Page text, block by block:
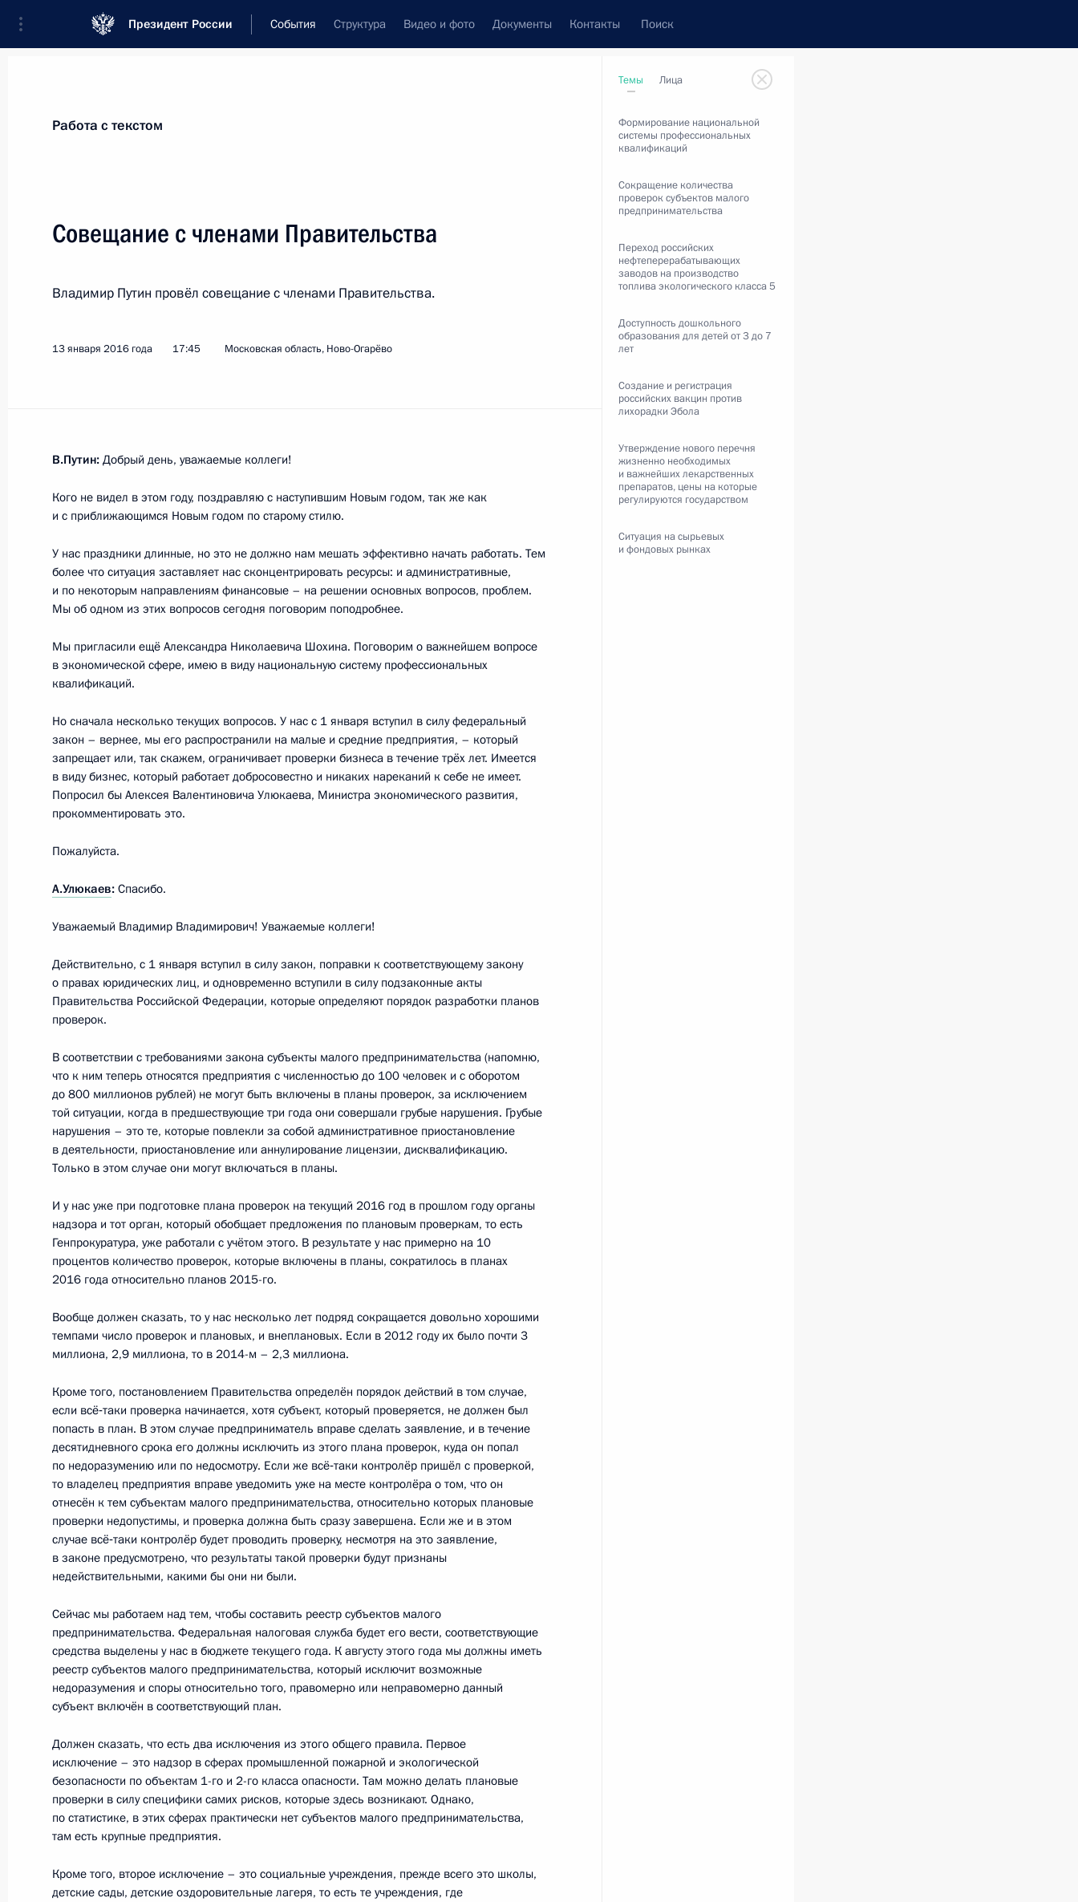
Президент России События Структура Видео и фото Документы Контакты Поиск
Комиссии и советы
январь, 2016
Новости
Послания Федеральному Собранию
Совещания, заседания, рабочие встречи
Пресс-конференции
Статьи
18 января 2016 года, 15:30 Москва, Кремль
5
15 января 2016 года, пятница
Рабочая встреча с Председателем Правительства Дмитрием
15 января 2016 года, 15:40
Встреча с Президентом Греции Прокописом Павлопулосом
15 января 2016 года, 13:30 Московская область, Ново-Огарёво
14 января 2016 года, 17:15
Заседание наблюдательного совета Агентства стратегических
инициатив
13 января 2016 года, среда
Рабочая встреча с руководителем Федеральной
антимонопольной службы Игорем Артемьевым
13 января 2016 года, 22:30 Московская область, Ново-Огарёво
Рабочая встреча с директором ФСКН Виктором Ивановым
13 января 2016 года, 21:45
Совещание с членами Правительства
12 января 2016 года, вторник
Встреча с главой компании «Аэрофлот» Виталием Савельевым
12 января 2016 года, 13:50 Москва, аэропорт Шереметьево
Интервью немецкому изданию Bild. Часть 2
12 января 2016 года, 06:00 Сочи
11 января 2016 года, понедельник
11 января 2016 года, 06:00 Сочи
8 января 2016 года, пятница
8 января 2016 года, 17:50
Работа с текстом
Совещание с членами Правительства
Владимир Путин провёл совещание с членами Правительства.
13 января 2016 года 17:45 Московская область, Ново-Огарёво
В.Путин: Добрый день, уважаемые коллеги!
Кого не видел в этом году, поздравляю с наступившим Новым годом, так же как
и с приближающимся Новым годом по старому стилю.
У нас праздники длинные, но это не должно нам мешать эффективно начать работать. Тем
более что ситуация заставляет нас сконцентрировать ресурсы: и административные,
и по некоторым направлениям финансовые – на решении основных вопросов, проблем.
Мы об одном из этих вопросов сегодня поговорим поподробнее.
Мы пригласили ещё Александра Николаевича Шохина. Поговорим о важнейшем вопросе
в экономической сфере, имею в виду национальную систему профессиональных
квалификаций.
Но сначала несколько текущих вопросов. У нас с 1 января вступил в силу федеральный
закон – вернее, мы его распространили на малые и средние предприятия, – который
запрещает или, так скажем, ограничивает проверки бизнеса в течение трёх лет. Имеется
в виду бизнес, который работает добросовестно и никаких нареканий к себе не имеет.
Попросил бы Алексея Валентиновича Улюкаева, Министра экономического развития,
прокомментировать это.
Пожалуйста.
А.Улюкаев: Спасибо.
Уважаемый Владимир Владимирович! Уважаемые коллеги!
Действительно, с 1 января вступил в силу закон, поправки к соответствующему закону
о правах юридических лиц, и одновременно вступили в силу подзаконные акты
Правительства Российской Федерации, которые определяют порядок разработки планов
проверок.
В соответствии с требованиями закона субъекты малого предпринимательства (напомню,
что к ним теперь относятся предприятия с численностью до 100 человек и с оборотом
до 800 миллионов рублей) не могут быть включены в планы проверок, за исключением
той ситуации, когда в предшествующие три года они совершали грубые нарушения. Грубые
нарушения – это те, которые повлекли за собой административное приостановление
в деятельности, приостановление или аннулирование лицензии, дисквалификацию.
Только в этом случае они могут включаться в планы.
И у нас уже при подготовке плана проверок на текущий 2016 год в прошлом году органы
надзора и тот орган, который обобщает предложения по плановым проверкам, то есть
Генпрокуратура, уже работали с учётом этого. В результате у нас примерно на 10
процентов количество проверок, которые включены в планы, сократилось в планах
2016 года относительно планов 2015-го.
Вообще должен сказать, то у нас несколько лет подряд сокращается довольно хорошими
темпами число проверок и плановых, и внеплановых. Если в 2012 году их было почти 3
миллиона, 2,9 миллиона, то в 2014-м – 2,3 миллиона.
Кроме того, постановлением Правительства определён порядок действий в том случае,
если всё‑таки проверка начинается, хотя субъект, который проверяется, не должен был
попасть в план. В этом случае предприниматель вправе сделать заявление, и в течение
десятидневного срока его должны исключить из этого плана проверок, куда он попал
по недоразумению или по недосмотру. Если же всё‑таки контролёр пришёл с проверкой,
то владелец предприятия вправе уведомить уже на месте контролёра о том, что он
отнесён к тем субъектам малого предпринимательства, относительно которых плановые
проверки недопустимы, и проверка должна быть сразу завершена. Если же и в этом
случае всё‑таки контролёр будет проводить проверку, несмотря на это заявление,
в законе предусмотрено, что результаты такой проверки будут признаны
недействительными, какими бы они ни были.
Сейчас мы работаем над тем, чтобы составить реестр субъектов малого
предпринимательства. Федеральная налоговая служба будет его вести, соответствующие
средства выделены у нас в бюджете текущего года. К августу этого года мы должны иметь
реестр субъектов малого предпринимательства, который исключит возможные
недоразумения и споры относительно того, правомерно или неправомерно данный
субъект включён в соответствующий план.
Должен сказать, что есть два исключения из этого общего правила. Первое
исключение – это надзор в сферах промышленной пожарной и экологической
безопасности по объектам 1-го и 2-го класса опасности. Там можно делать плановые
проверки в силу специфики самих рисков, которые здесь возникают. Однако,
по статистике, в этих сферах практически нет субъектов малого предпринимательства,
там есть крупные предприятия.
Кроме того, второе исключение – это социальные учреждения, прежде всего это школы,
детские сады, детские оздоровительные лагеря, то есть те учреждения, где
Темы
Формирование национальной
системы профессиональных
квалификаций
Сокращение количества
проверок субъектов малого
предпринимательства
Переход российских
нефтеперерабатывающих
заводов на производство
топлива экологического класса 5
Доступность дошкольного
образования для детей от 3 до 7
лет
Создание и регистрация
российских вакцин против
лихорадки Эбола
Утверждение нового перечня
жизненно необходимых
и важнейших лекарственных
препаратов, цены на которые
регулируются государством
Ситуация на сырьевых
и фондовых рынках
Лица